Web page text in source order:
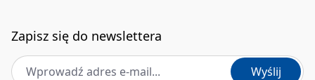
Zapisz się do newslettera
Adres e-mail *
Wyślij